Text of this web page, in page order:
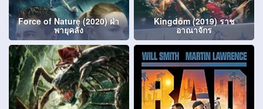
Force of Nature (2020) ฝ่า
พายุคลั่ง
Kingdom (2019) ราช
อาณาจักร